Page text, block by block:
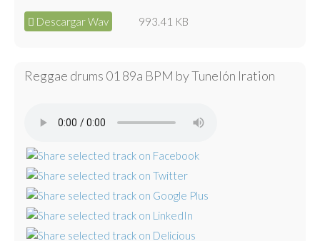
Descargar Wav 993.41 KB
Reggae drums 01 89a BPM by Tunelón Iration